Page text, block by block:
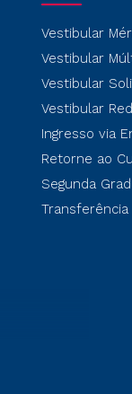
Vestibular
Vestibular
Vestibular
Vestibular
Ingresso via
Retorne ao
Segunda
Transferência